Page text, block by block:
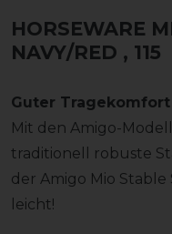
HORSEWARE
NAVY/RED , 115
Guter Tragekomfort
Mit den Amigo-
traditionell robuste
der Amigo Mio Stable
leicht!